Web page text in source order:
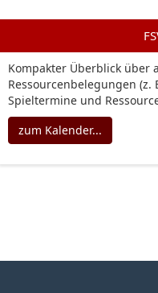
Kompakter Überblick über
Ressourcenbelegungen (z.
Spieltermine und
zum Kalender...